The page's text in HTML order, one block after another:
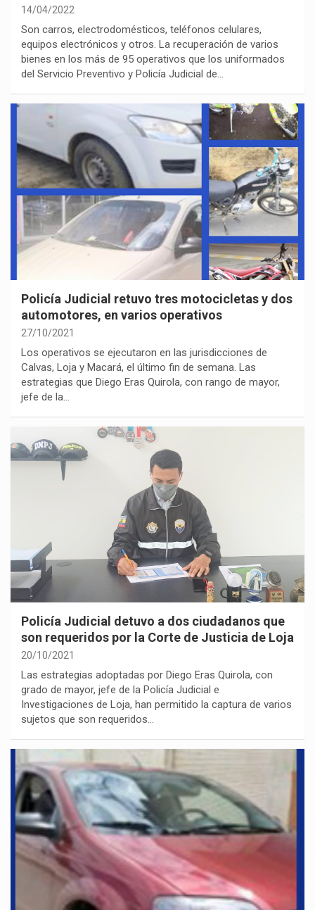
14/04/2022
Son carros, electrodomésticos, teléfonos celulares,
equipos electrónicos y otros. La recuperación de varios
bienes en los más de 95 operativos que los uniformados
del Servicio Preventivo y Policía Judicial de…
Policía Judicial retuvo tres motocicletas y dos
automotores, en varios operativos
27/10/2021
Los operativos se ejecutaron en las jurisdicciones de
Calvas, Loja y Macará, el último fin de semana. Las
estrategias que Diego Eras Quirola, con rango de mayor,
jefe de la…
Policía Judicial detuvo a dos ciudadanos que
son requeridos por la Corte de Justicia de Loja
20/10/2021
Las estrategias adoptadas por Diego Eras Quirola, con
grado de mayor, jefe de la Policía Judicial e
Investigaciones de Loja, han permitido la captura de varios
sujetos que son requeridos…